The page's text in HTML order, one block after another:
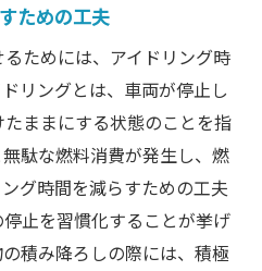
ための工夫
ためには、アイドリング時
リングとは、車両が停止し
ままにする状態のことを指
駄な燃料消費が発生し、燃
グ時間を減らすための工夫
止を習慣化することが挙げ
積み降ろしの際には、積極